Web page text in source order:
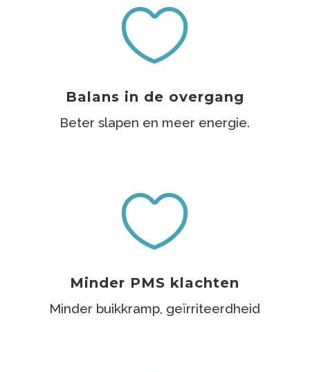

Balans in de overgang
Beter slapen en meer energie.

Minder PMS klachten
Minder buikkramp, geïrriteerdheid